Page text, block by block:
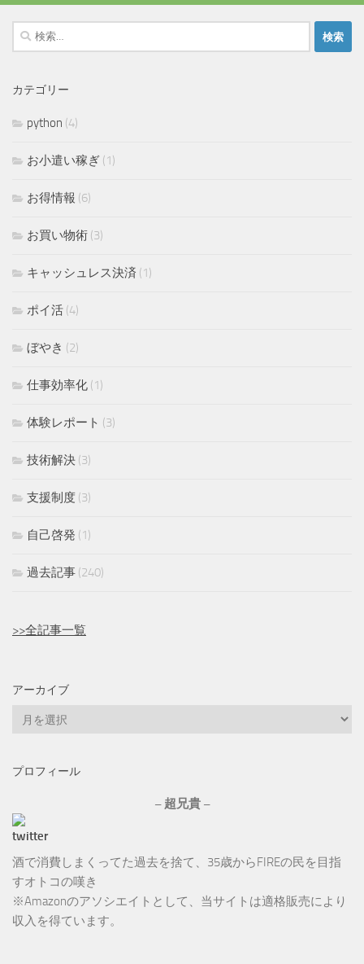
検
索:
カテゴリー
python (4)
お小遣い稼ぎ (1)
お得情報 (6)
お買い物術 (3)
キャッシュレス決済 (1)
ポイ活 (4)
ぼやき (2)
仕事効率化 (1)
体験レポート (3)
技術解決 (3)
支援制度 (3)
自己啓発 (1)
過去記事 (240)
>>全記事一覧
アーカイブ
イ
プロフィール
– 超兄貴 –
酒で消費しまくってた過去を捨て、35歳からFIREの民を目指
すオトコの嘆き
※Amazonのアソシエイトとして、当サイトは適格販売により
収入を得ています。